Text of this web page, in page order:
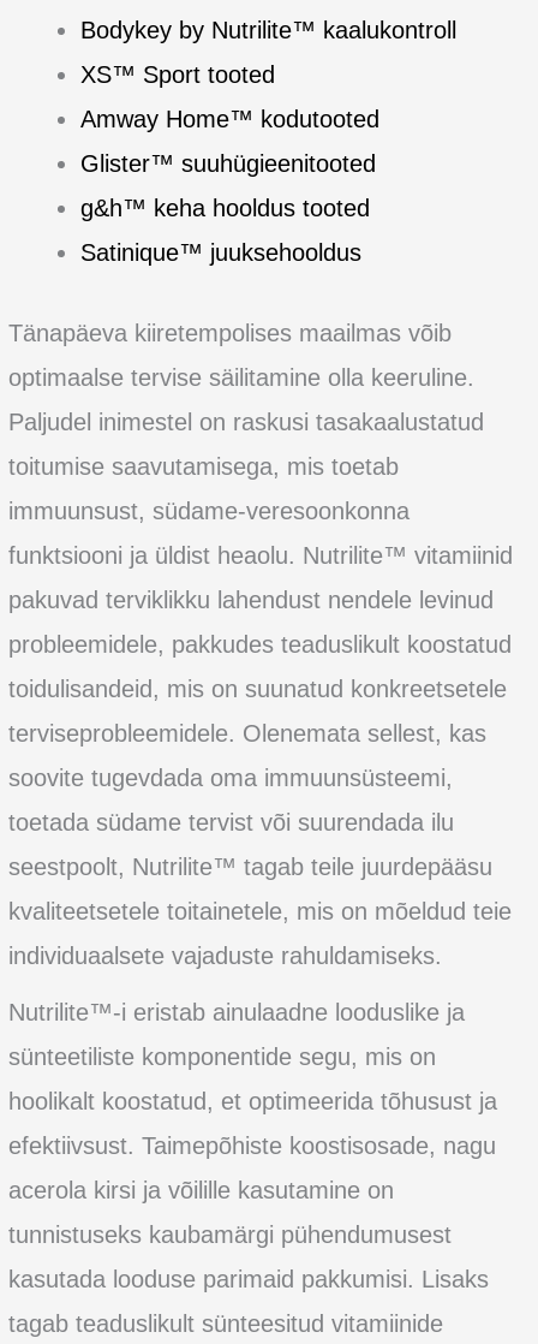
Bodykey by Nutrilite™ kaalukontroll
XS™ Sport tooted
Amway Home™ kodutooted
Glister™ suuhügieenitooted
g&h™ keha hooldus tooted
Satinique™ juuksehooldus
Tänapäeva kiiretempolises maailmas võib
optimaalse tervise säilitamine olla keeruline.
Paljudel inimestel on raskusi tasakaalustatud
toitumise saavutamisega, mis toetab
immuunsust, südame-veresoonkonna
funktsiooni ja üldist heaolu. Nutrilite™ vitamiinid
pakuvad terviklikku lahendust nendele levinud
probleemidele, pakkudes teaduslikult koostatud
toidulisandeid, mis on suunatud konkreetsetele
terviseprobleemidele. Olenemata sellest, kas
soovite tugevdada oma immuunsüsteemi,
toetada südame tervist või suurendada ilu
seestpoolt, Nutrilite™ tagab teile juurdepääsu
kvaliteetsetele toitainetele, mis on mõeldud teie
individuaalsete vajaduste rahuldamiseks.
Nutrilite™-i eristab ainulaadne looduslike ja
sünteetiliste komponentide segu, mis on
hoolikalt koostatud, et optimeerida tõhusust ja
efektiivsust. Taimepõhiste koostisosade, nagu
acerola kirsi ja võilille kasutamine on
tunnistuseks kaubamärgi pühendumusest
kasutada looduse parimaid pakkumisi. Lisaks
tagab teaduslikult sünteesitud vitamiinide